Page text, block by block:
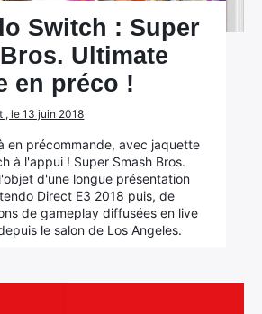
Switch : Super
Ultimate
en préco !
, le 13 juin 2018
en précommande, avec jaquette
à l'appui ! Super Smash Bros.
d'une longue présentation
Direct E3 2018 puis, de
de gameplay diffusées en live
le salon de Los Angeles.